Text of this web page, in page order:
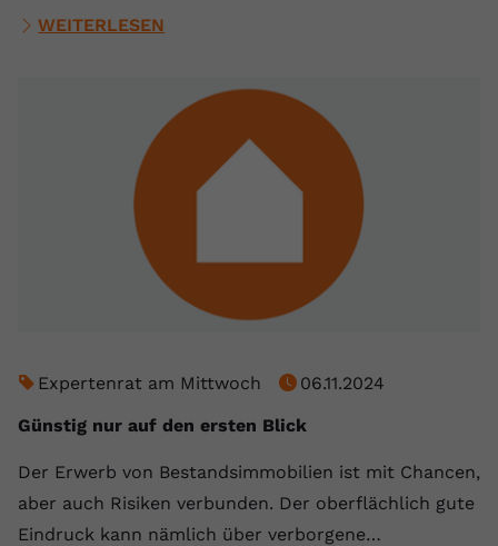
WEITERLESEN
Expertenrat am Mittwoch
06.11.2024
Günstig nur auf den ersten Blick
Der Erwerb von Bestandsimmobilien ist mit Chancen,
aber auch Risiken verbunden. Der oberflächlich gute
Eindruck kann nämlich über verborgene…